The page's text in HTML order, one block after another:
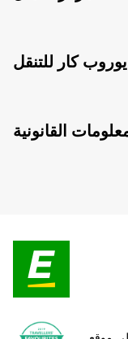
كار للتنقل
القانونية